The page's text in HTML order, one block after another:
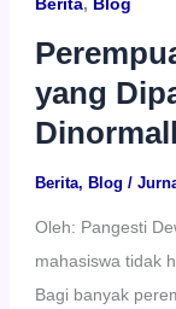
Berita, Blog
yang
Berita, Blog /
Oleh: Pangesti
mahasiswa tidak
Bagi banyak